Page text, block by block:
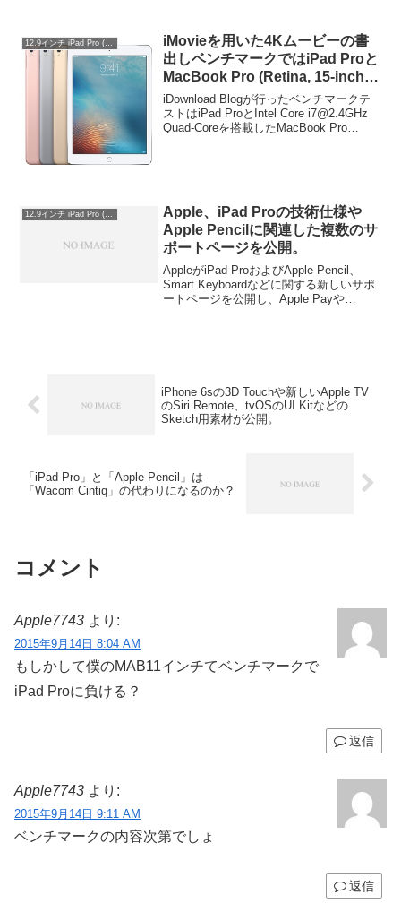
12.9インチ iPad Pro (第1世代)
iMovieを用いた4Kムービーの書
出しベンチマークではiPad Proと
MacBook Pro (Retina, 15-inch,
Late 2013)上位モデルが同程度の
性能に。
iDownload Blogが行ったベンチマークテ
ストはiPad ProとIntel Core i7@2.4GHz
Quad-Coreを搭載したMacBook Pro
うです。
12.9インチ iPad Pro (第1世代)
Apple、iPad Proの技術仕様や
Apple Pencilに関連した複数のサ
ポートページを公開。
AppleがiPad ProおよびApple Pencil、
Smart Keyboardなどに関する新しいサポ
ートページを公開し、Apple Payや
iPhone 6sの3D Touchや新しいApple TV
のSiri Remote、tvOSのUI Kitなどの
Sketch用素材が公開。
「iPad Pro」と「Apple Pencil」は
「Wacom Cintiq」の代わりになるのか？
コメント
Apple7743 より:
2015年9月14日 8:04 AM
もしかして僕のMAB11インチてベンチマークで
iPad Proに負ける？
返信
Apple7743 より:
2015年9月14日 9:11 AM
ベンチマークの内容次第でしょ
返信